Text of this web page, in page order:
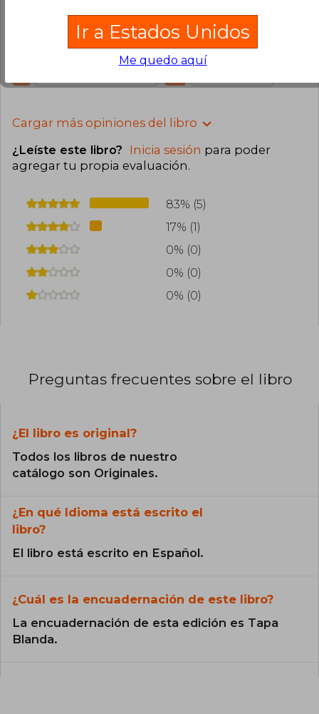
Noviembre, 2024
Compra Verificada
Interesante!!
Cargar más opiniones del libro
¿Leíste este libro? Inicia sesión para poder
agregar tu propia evaluación.
83% (5)
17% (1)
0% (0)
0% (0)
0% (0)
Preguntas frecuentes sobre el libro
¿El libro es original?
Todos los libros de nuestro
catálogo son Originales.
¿En qué Idioma está escrito el
libro?
El libro está escrito en Español.
¿Cuál es la encuadernación de este libro?
La encuadernación de esta edición es Tapa
Blanda.
Ir a Estados Unidos
Me quedo aquí